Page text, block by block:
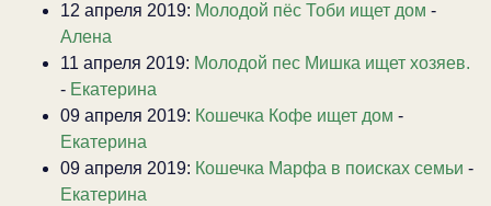
12 апреля 2019: Молодой пёс Тоби ищет дом -
Алена
11 апреля 2019: Молодой пес Мишка ищет хозяев.
- Екатерина
09 апреля 2019: Кошечка Кофе ищет дом -
Екатерина
09 апреля 2019: Кошечка Марфа в поисках семьи -
Екатерина